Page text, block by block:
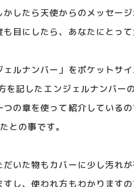
したら天使からのメッセー
目にしたら、あなたにとっ
ルナンバー」をポケットサ
記したエンジェルナンバー
の章を使って紹介している
との事です。
いた物もカバーに少し汚れ
し、使われ方もわかります